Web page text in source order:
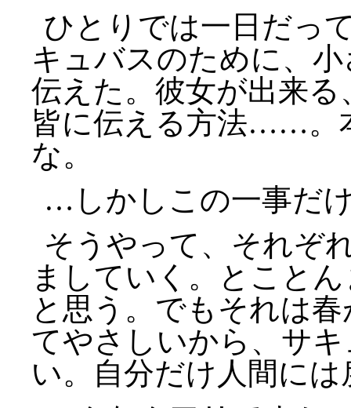
ひとりでは一日だっ
キュバスのために、
伝えた。彼女が出来
皆に伝える方法……。
な。
…しかしこの一事だ
そうやって、それぞ
ましていく。とこと
と思う。でもそれは
てやさしいから、サ
い。自分だけ人間に